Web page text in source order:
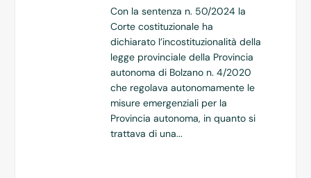
Con la sentenza n. 50/2024 la
Corte costituzionale ha
dichiarato l’incostituzionalità della
legge provinciale della Provincia
autonoma di Bolzano n. 4/2020
che regolava autonomamente le
misure emergenziali per la
Provincia autonoma, in quanto si
trattava di una...